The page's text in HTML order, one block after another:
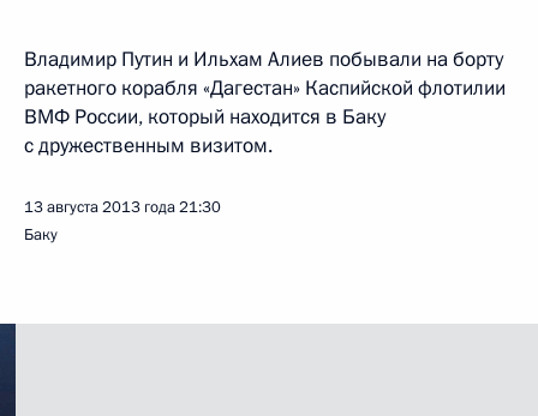
Владимир Путин и Ильхам Алиев побывали на борту
ракетного корабля «Дагестан» Каспийской флотилии
ВМФ России, который находится в Баку
с дружественным визитом.
13 августа 2013 года21:30
Баку